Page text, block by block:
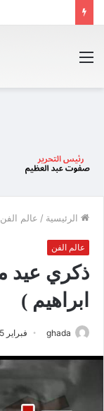
الرئيسية / عالم الفن
عالم الفن
ذكري عيد
ابراهيم )
ghada فبراير 25, 2021